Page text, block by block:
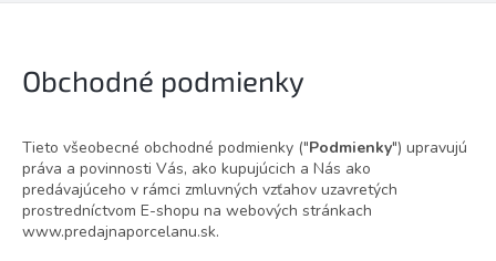
Obchodné podmienky
Tieto všeobecné obchodné podmienky ("Podmienky") upravujú
práva a povinnosti Vás, ako kupujúcich a Nás ako
predávajúceho v rámci zmluvných vzťahov uzavretých
prostredníctvom E-shopu na webových stránkach
www.predajnaporcelanu.sk.